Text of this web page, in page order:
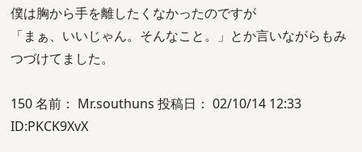
僕は胸から手を離したくなかったのですが
「まぁ、いいじゃん。そんなこと。」とか言いながらもみ
つづけてました。
150 名前： Mr.southuns 投稿日： 02/10/14 12:33
ID:PKCK9XvX